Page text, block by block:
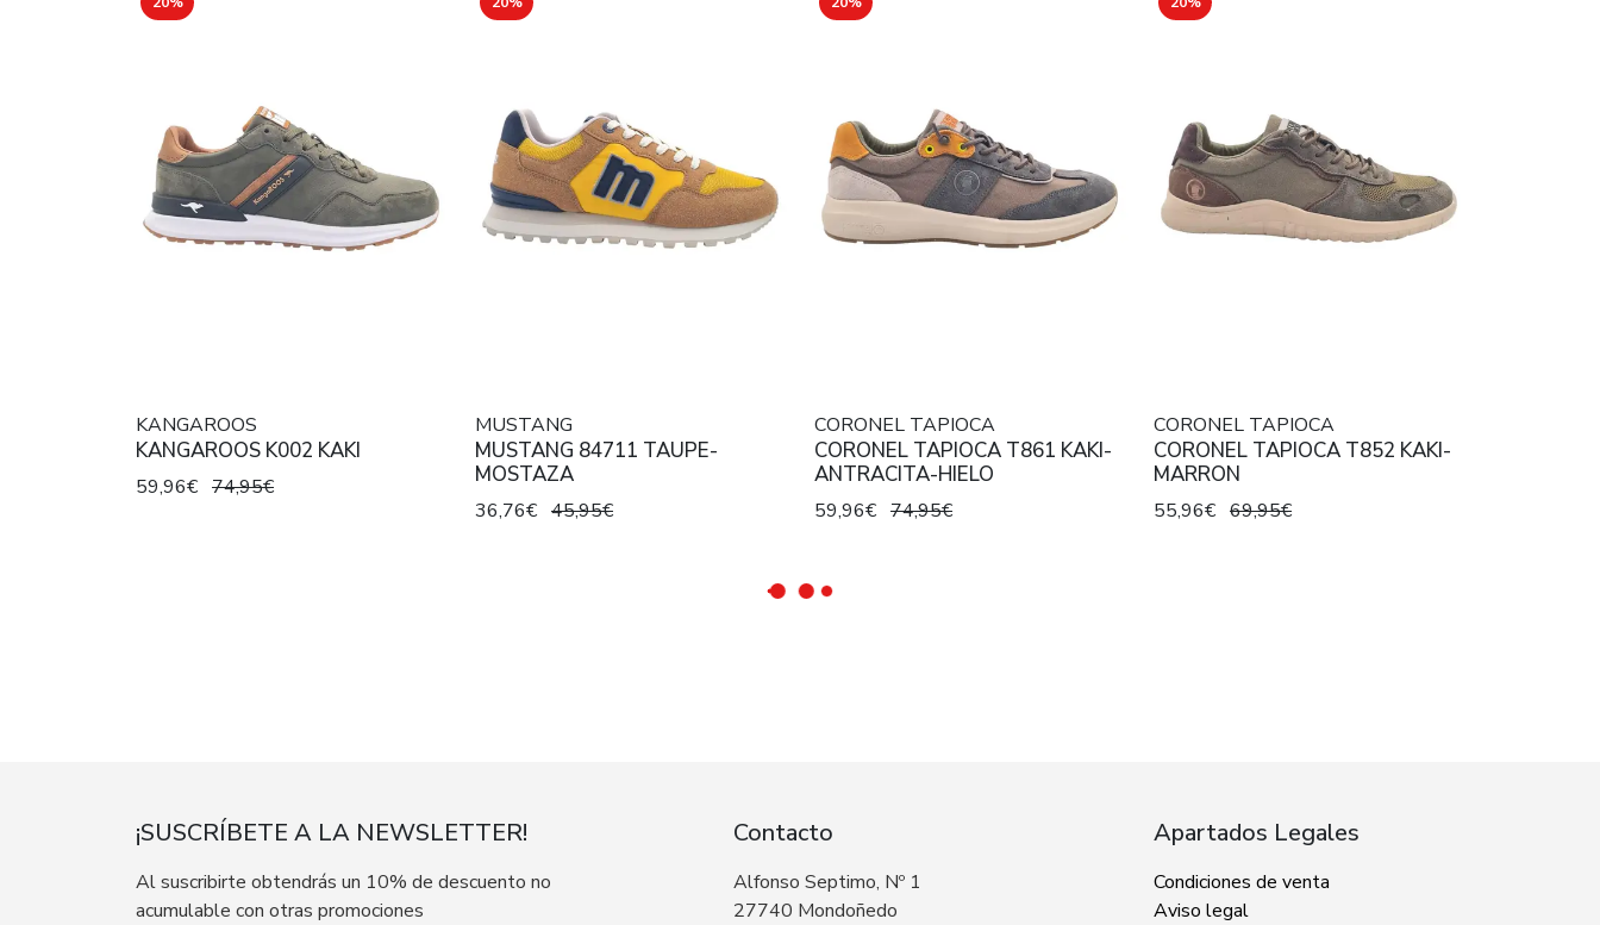
KANGAROOS
KANGAROOS K002 KAKI
59,96€ 74,95€
MUSTANG
MUSTANG 84711 TAUPE-
MOSTAZA
36,76€ 45,95€
CORONEL TAPIOCA
CORONEL TAPIOCA T861 KAKI-
ANTRACITA-HIELO
59,96€ 74,95€
CORONEL TAPIOCA
CORONEL TAPIOCA T852 KAKI-
MARRON
55,96€ 69,95€
¡SUSCRÍBETE A LA NEWSLETTER!
Al suscribirte obtendrás un 10% de descuento no
acumulable con otras promociones
Contacto
Alfonso Septimo, Nº 1
27740 Mondoñedo
Apartados Legales
Condiciones de venta
Aviso legal